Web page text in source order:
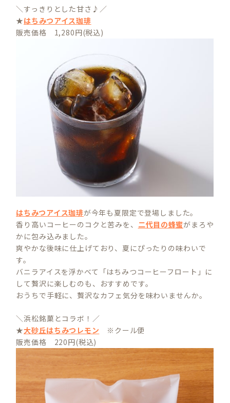
＼すっきりとした甘さ♪／
★はちみつアイス珈琲
販売価格 1,280円(税込)
はちみつアイス珈琲が今年も夏限定で登場しました。
香り高いコーヒーのコクと苦みを、 二代目の蜂蜜がまろや
かに包み込みました。
爽やかな後味に仕上げており、夏にぴったりの味わいで
す。
バニラアイスを浮かべて「はちみつコーヒーフロート」に
して贅沢に楽しむのも、おすすめです。
おうちで手軽に、贅沢なカフェ気分を味わいませんか。
＼浜松銘菓とコラボ！／
★大砂丘はちみつレモン ※クール便
販売価格 220円(税込)